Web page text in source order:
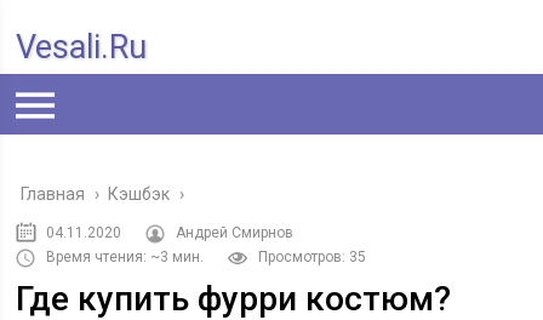
Vesali.ru
Главная › Кэшбэк ›
04.11.2020
Андрей Смирнов
Время чтения: ~3 мин.
Просмотров: 35
Где купить фурри костюм?